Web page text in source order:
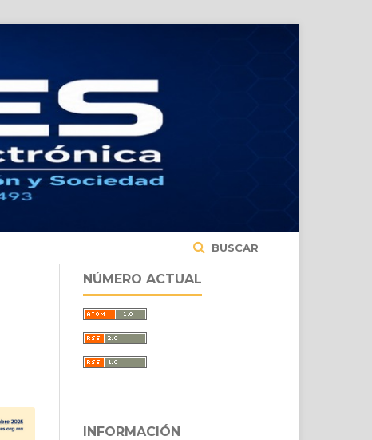
BUSCAR
NÚMERO ACTUAL
INFORMACIÓN